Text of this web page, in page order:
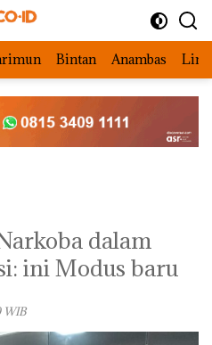
Bintan Anambas
dalam
ini Modus baru
WIB